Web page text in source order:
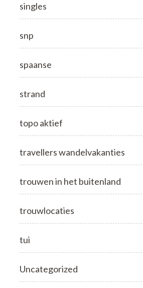
singles
snp
spaanse
strand
topo aktief
travellers wandelvakanties
trouwen in het buitenland
trouwlocaties
tui
Uncategorized